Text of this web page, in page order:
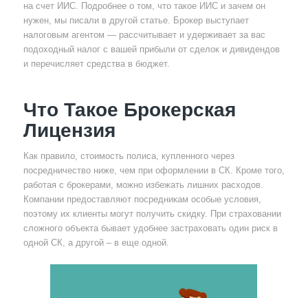
на счет ИИС. Подробнее о том, что такое ИИС и зачем он
нужен, мы писали в другой статье. Брокер выступает
налоговым агентом — рассчитывает и удерживает за вас
подоходный налог с вашей прибыли от сделок и дивидендов
и перечисляет средства в бюджет.
Что Такое Брокерская
Лицензия
Как правило, стоимость полиса, купленного через
посредничество ниже, чем при оформлении в СК. Кроме того,
работая с брокерами, можно избежать лишних расходов.
Компании предоставляют посредникам особые условия,
поэтому их клиенты могут получить скидку. При страховании
сложного объекта бывает удобнее застраховать один риск в
одной СК, а другой – в еще одной.